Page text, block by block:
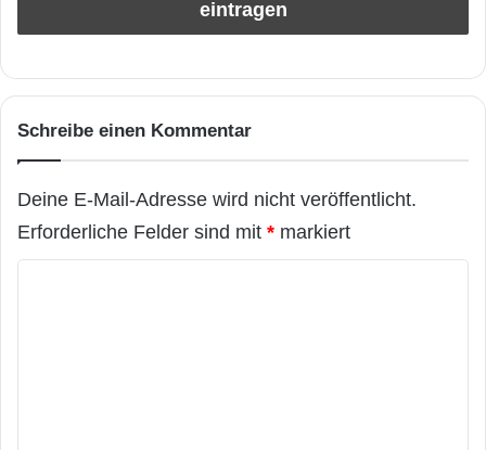
Schreibe einen Kommentar
Deine E-Mail-Adresse wird nicht veröffentlicht.
Erforderliche Felder sind mit * markiert